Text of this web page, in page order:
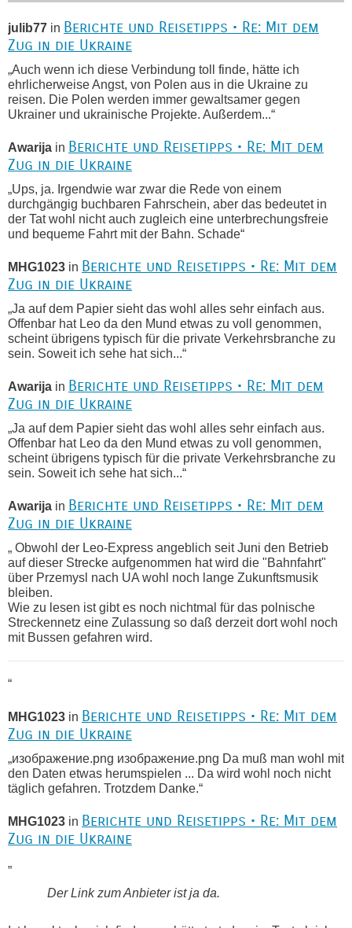
julib77 in Berichte und Reisetipps • Re: Mit dem
Zug in die Ukraine
„Auch wenn ich diese Verbindung toll finde, hätte ich
ehrlicherweise Angst, von Polen aus in die Ukraine zu
reisen. Die Polen werden immer gewaltsamer gegen
Ukrainer und ukrainische Projekte. Außerdem...“
Awarija in Berichte und Reisetipps • Re: Mit dem
Zug in die Ukraine
„Ups, ja. Irgendwie war zwar die Rede von einem
durchgängig buchbaren Fahrschein, aber das bedeutet in
der Tat wohl nicht auch zugleich eine unterbrechungsfreie
und bequeme Fahrt mit der Bahn. Schade“
MHG1023 in Berichte und Reisetipps • Re: Mit dem
Zug in die Ukraine
„Ja auf dem Papier sieht das wohl alles sehr einfach aus.
Offenbar hat Leo da den Mund etwas zu voll genommen,
scheint übrigens typisch für die private Verkehrsbranche zu
sein. Soweit ich sehe hat sich...“
Awarija in Berichte und Reisetipps • Re: Mit dem
Zug in die Ukraine
„Ja auf dem Papier sieht das wohl alles sehr einfach aus.
Offenbar hat Leo da den Mund etwas zu voll genommen,
scheint übrigens typisch für die private Verkehrsbranche zu
sein. Soweit ich sehe hat sich...“
Awarija in Berichte und Reisetipps • Re: Mit dem
Zug in die Ukraine
„ Obwohl der Leo-Express angeblich seit Juni den Betrieb
auf dieser Strecke aufgenommen hat wird die "Bahnfahrt"
über Przemysl nach UA wohl noch lange Zukunftsmusik
bleiben.
Wie zu lesen ist gibt es noch nichtmal für das polnische
Streckennetz eine Zulassung so daß derzeit dort wohl noch
mit Bussen gefahren wird.
“
MHG1023 in Berichte und Reisetipps • Re: Mit dem
Zug in die Ukraine
„изображение.png изображение.png Da muß man wohl mit
den Daten etwas herumspielen ... Da wird wohl noch nicht
täglich gefahren. Trotzdem Danke.“
MHG1023 in Berichte und Reisetipps • Re: Mit dem
Zug in die Ukraine
„
Der Link zum Anbieter ist ja da.